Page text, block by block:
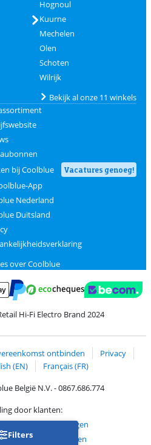
Filters
Hognoul
Kuurne
Mechelen
Olen
Schoten
Wilrijk
Bekijk al onze 11 winkels
bij Coolblue
Vacatures genoeg!
App
Nederland
Duitsland
over Coolblue
Visa via ClickToPay
Betalen met PayPal
Hi-Fi Electro Brand 2024
ontbinden
Privacy
(EN)
Français (FR)
België N.V. - 0867.686.774
door klanten:
-75.150 beoordelingen
-68.713 beoordelingen